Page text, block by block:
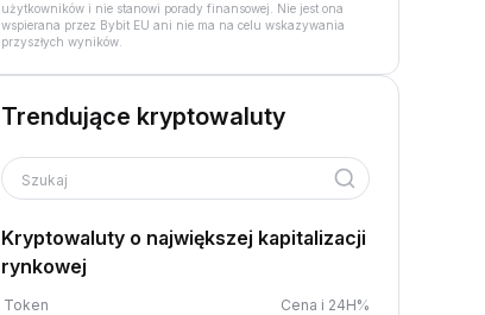
użytkowników i nie stanowi porady finansowej. Nie jest ona
wspierana przez Bybit EU ani nie ma na celu wskazywania
przyszłych wyników.
Trendujące kryptowaluty
Szukaj
Kryptowaluty o największej kapitalizacji
rynkowej
Token Cena i 24H%